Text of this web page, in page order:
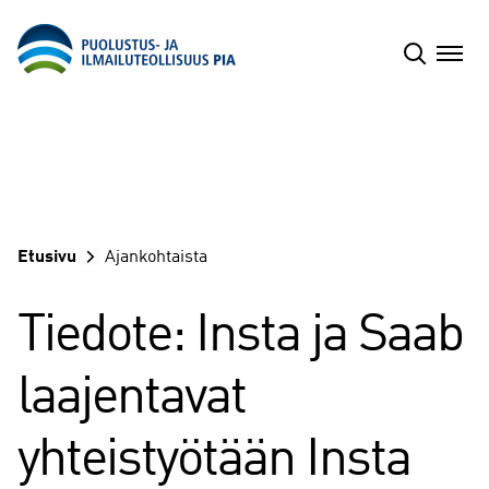
sisältöön
Etusivu Ajankohtaista
Tiedote: Insta ja Saab
laajentavat
yhteistyötään Insta